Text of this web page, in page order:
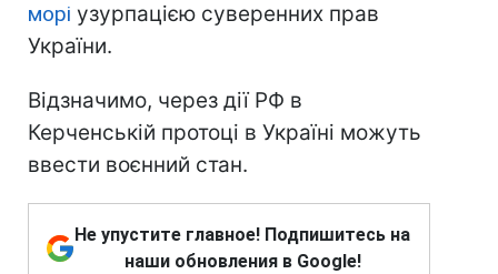
морі узурпацією суверенних прав
України.
Відзначимо, через дії РФ в
Керченській протоці в Україні можуть
ввести воєнний стан.
Не упустите главное! Подпишитесь на
наши обновления в Google!